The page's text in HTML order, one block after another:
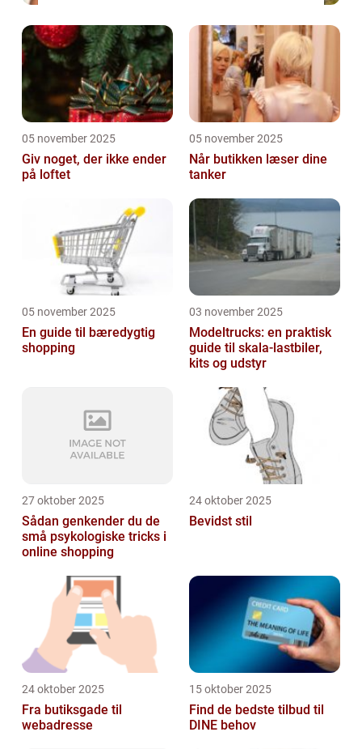
05 november 2025
Giv noget, der ikke ender
på loftet
05 november 2025
Når butikken læser dine
tanker
05 november 2025
En guide til bæredygtig
shopping
03 november 2025
Modeltrucks: en praktisk
guide til skala-lastbiler,
kits og udstyr
27 oktober 2025
Sådan genkender du de
små psykologiske tricks i
online shopping
24 oktober 2025
Bevidst stil
24 oktober 2025
Fra butiksgade til
webadresse
15 oktober 2025
Find de bedste tilbud til
DINE behov